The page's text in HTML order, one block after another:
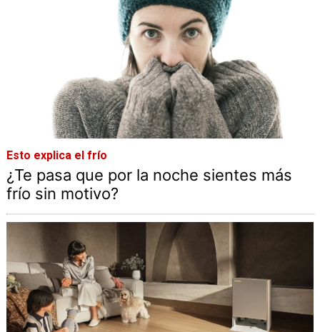
Esto explica el frío
¿Te pasa que por la noche sientes más
frío sin motivo?